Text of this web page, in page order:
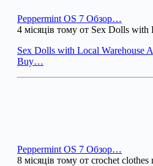
Peppermint OS 7 Обзор…
4 місяців тому от Sex Dolls with
Sex Dolls with Local Warehouse
Buy…
Peppermint OS 7 Обзор…
8 місяців тому от crochet clothes